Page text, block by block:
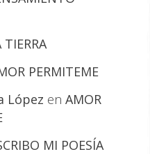
TIERRA
PERMITEME
López en AMOR
MI POESÍA